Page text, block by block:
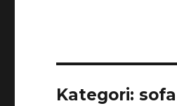
Kategori: